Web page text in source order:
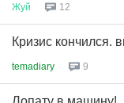
Жуй 12
Кризис кончился.
temadiary 9